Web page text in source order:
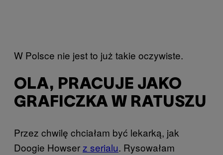
W Polsce nie jest to już takie oczywiste.
OLA, PRACUJE JAKO
GRAFICZKA W RATUSZU
Przez chwilę chciałam być lekarką, jak
Doogie Howserz serialu. Rysowałam